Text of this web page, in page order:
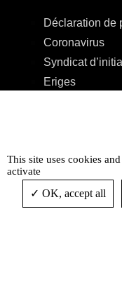
Déclaration de
Coronavirus
Syndicat
Eriges
Accessibilité
This site uses cookies
activate
OK, accept all